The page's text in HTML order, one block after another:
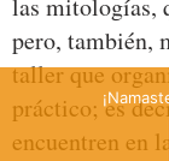
pero, también,
taller que
práctico; es
encuentren en